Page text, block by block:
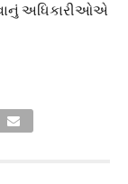
અધિકારીઓએ